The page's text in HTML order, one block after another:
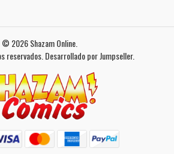
© 2026 Shazam Online.
reservados. Desarrollado por Jumpseller.